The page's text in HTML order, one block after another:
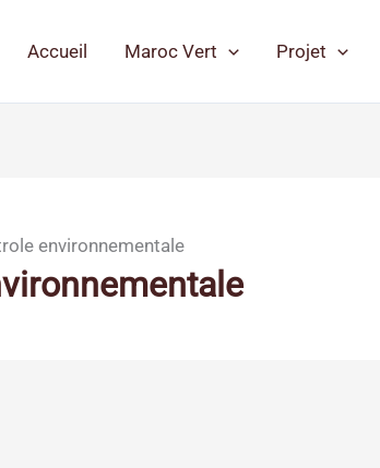
Accueil Maroc Vert Projet
environnementale